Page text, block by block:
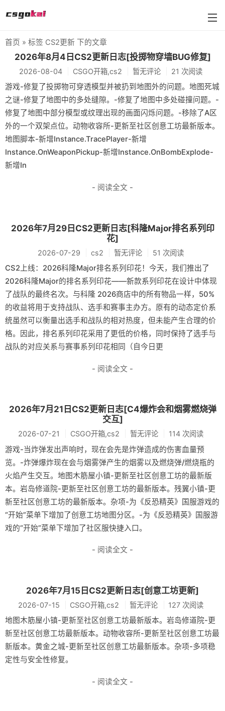
farmskins
88dog
flamecases
88hash-jp
首页 » 标签 CS2更新 下的文章
2026年8月4日CS2更新日志[投掷物穿墙BUG修复]
2026-08-04 CSGO开箱,cs2 暂无评论 21 次阅读
游戏-修复了投掷物可穿透模型并被扔到地图外的问题。地图死城
之谜-修复了地图中的多处缝隙。-修复了地图中多处碰撞问题。-
修复了地图中部分模型或纹理出现的画面闪烁问题。-移除了A区
外的一个双架点位。动物收容所-更新至社区创意工坊最新版本。
地图脚本-新增Instance.TracePlayer-新增
Instance.OnWeaponPickup-新增Instance.OnBombExplode-
新增In
- 阅读全文 -
2026年7月29日CS2更新日志[科隆Major排名系列印
花]
2026-07-29 cs2 暂无评论 51 次阅读
CS2上线：2026科隆Major排名系列印花！今天，我们推出了
2026科隆Major的排名系列印花——新款系列印花在设计中体现
了战队的最终名次。与科隆 2026商店中的所有物品一样，50%
的收益将用于支持战队、选手和赛事主办方。原有的动态定价系
统虽然可以衡量出选手和战队的相对热度，但未能产生合理的价
格。因此，排名系列印花采用了更低的价格，同时保持了选手与
战队的对应关系与赛事系列印花相同（自今日更
- 阅读全文 -
2026年7月21日CS2更新日志[C4爆炸会和烟雾燃烧弹
交互]
2026-07-21 CSGO开箱,cs2 暂无评论 114 次阅读
游戏-当炸弹发出声响时，现在会先是炸弹造成的伤害血量预
览。-炸弹爆炸现在会与烟雾弹产生的烟雾以及燃烧弹/燃烧瓶的
火焰产生交互。地图木筋屋小镇-更新至社区创意工坊的最新版
本。岩岛修道院-更新至社区创意工坊的最新版本。残翼小镇-更
新至社区创意工坊的最新版本。杂项-为《反恐精英》国服游戏的
“开始”菜单下增加了创意工坊地图分区。-为《反恐精英》国服游
戏的“开始”菜单下增加了社区服快捷入口。
- 阅读全文 -
2026年7月15日CS2更新日志[创意工坊更新]
2026-07-15 CSGO开箱,cs2 暂无评论 127 次阅读
地图木筋屋小镇-更新至社区创意工坊最新版本。岩岛修道院-更
新至社区创意工坊最新版本。动物收容所-更新至社区创意工坊最
新版本。黄金之城-更新至社区创意工坊最新版本。杂项-多项稳
定性与安全性修复。
- 阅读全文 -